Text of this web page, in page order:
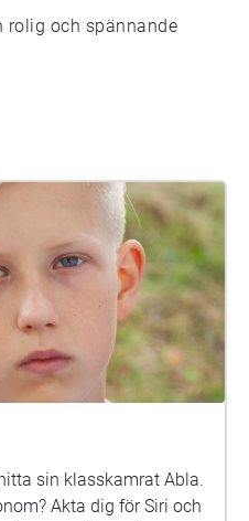
rolig och spännande
sin klasskamrat Abla.
Akta dig för Siri och